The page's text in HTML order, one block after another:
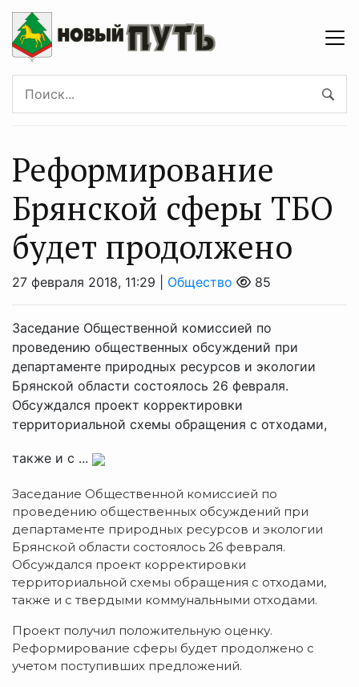
Реформирование
Брянской сферы ТБО
будет продолжено
27 февраля 2018, 11:29 | Общество 85
Заседание Общественной комиссией по
проведению общественных обсуждений при
департаменте природных ресурсов и экологии
Брянской области состоялось 26 февраля.
Обсуждался проект корректировки
территориальной схемы обращения с отходами,
также и с ...
Заседание Общественной комиссией по
проведению общественных обсуждений при
департаменте природных ресурсов и экологии
Брянской области состоялось 26 февраля.
Обсуждался проект корректировки
территориальной схемы обращения с отходами,
также и с твердыми коммунальными отходами.
Проект получил положительную оценку.
Реформирование сферы будет продолжено с
учетом поступивших предложений.